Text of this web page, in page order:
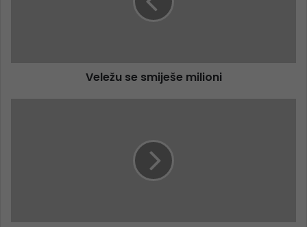
Veležu se smiješe milioni